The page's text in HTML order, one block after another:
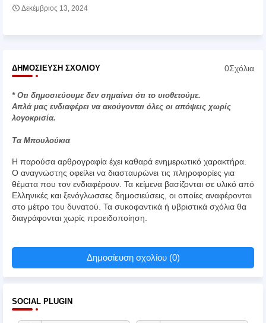
Δεκέμβριος 13, 2024
ΔΗΜΟΣΊΕΥΣΗ ΣΧΟΛΊΟΥ 0Σχόλια
* Οτι δημοσιεύουμε δεν σημαίνει ότι το υιοθετούμε.
Απλά μας ενδιαφέρει να ακούγονται όλες οι απόψεις χωρίς
λογοκρισία.
Τα Μπουλούκια
Η παρούσα αρθρογραφία έχει καθαρά ενημερωτικό χαρακτήρα.
Ο αναγνώστης οφείλει να διασταυρώνει τις πληροφορίες για
θέματα που τον ενδιαφέρουν. Τα κείμενα βασίζονται σε υλικό από
Ελληνικές και ξενόγλωσσες δημοσιεύσεις, οι οποίες αναφέρονται
στο μέτρο του δυνατού. Τα συκοφαντικά ή υβριστικά σχόλια θα
διαγράφονται χωρίς προειδοποίηση.
Δημοσίευση σχολίου (0)
SOCIAL PLUGIN